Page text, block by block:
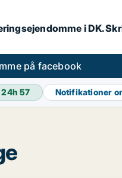
i DK.
på facebook
24h57 Notifikationer